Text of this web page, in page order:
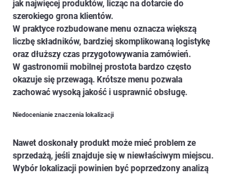
jak najwięcej produktów, licząc na dotarcie do
szerokiego grona klientów.
W praktyce rozbudowane menu oznacza większą
liczbę składników, bardziej skomplikowaną logistykę
oraz dłuższy czas przygotowywania zamówień.
W gastronomii mobilnej prostota bardzo często
okazuje się przewagą. Krótsze menu pozwala
zachować wysoką jakość i usprawnić obsługę.
Niedocenianie znaczenia lokalizacji
Nawet doskonały produkt może mieć problem ze
sprzedażą, jeśli znajduje się w niewłaściwym miejscu.
Wybór lokalizacji powinien być poprzedzony analizą